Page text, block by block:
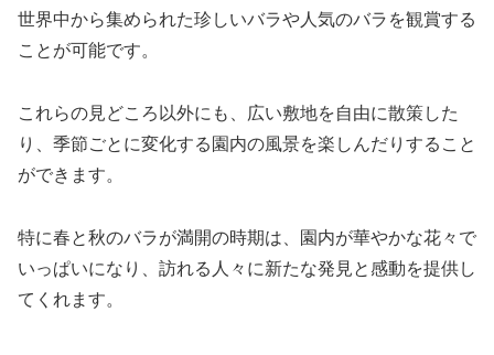
世界中から集められた珍しいバラや人気のバラを観賞する
ことが可能です。
これらの見どころ以外にも、広い敷地を自由に散策した
り、季節ごとに変化する園内の風景を楽しんだりすること
ができます。
特に春と秋のバラが満開の時期は、園内が華やかな花々で
いっぱいになり、訪れる人々に新たな発見と感動を提供し
てくれます。